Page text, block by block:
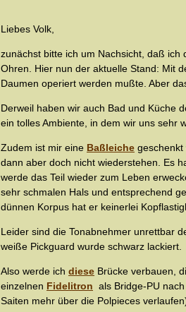
Liebes Volk,
zunächst bitte ich um Nachsicht, daß
Ohren. Hier nun der aktuelle Stand: Mit
Daumen operiert werden mußte. Aber
Derweil haben wir auch Bad und Küche
ein tolles Ambiente, in dem wir uns sehr
Zudem ist mir eine Baßleiche geschenkt
dann aber doch nicht wiederstehen. Es
werde das Teil wieder zum Leben
sehr schmalen Hals und entsprechend
dünnen Korpus hat er keinerlei
Leider sind die Tonabnehmer unrettbar
weiße Pickguard wurde schwarz lackiert.
Also werde ich diese Brücke verbauen,
einzelnen Fidelitron als Bridge-PU
Saiten mehr über die Polpieces